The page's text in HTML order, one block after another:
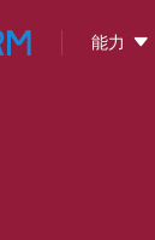
能力 